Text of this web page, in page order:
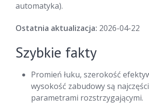
automatyka).
Ostatnia aktualizacja: 2026-04-22
Szybkie fakty
Promień łuku, szerokość
wysokość zabudowy są
parametrami rozstrzygającymi.